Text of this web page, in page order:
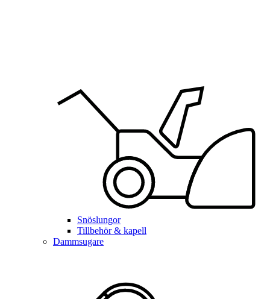
Snöslungor
Tillbehör & kapell
Dammsugare